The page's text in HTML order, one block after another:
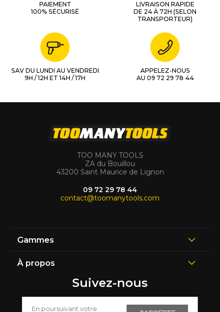
En poursuivant votre
PAIEMENT
100% SÉCURISÉ
LIVRAISON RAPIDE
DE 24 À 72H (SELON
TRANSPORTEUR)
SAV DU LUNDI AU VENDREDI
9H / 12H ET 14H / 17H
APPELEZ-NOUS
AU 09 72 29 78 44
TOO MANY TOOLS
ZA du Bouillou
43200 Saint Maurice de Lignon
09 72 29 78 44
contact@toomanytools.com
Gammes
À propos
Suivez-nous